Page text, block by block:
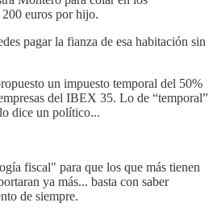
200 euros por hijo.
pagar la fianza de esa habitación sin
un impuesto temporal del 50%
del IBEX 35. Lo de “temporal”
dice un político...
fiscal" para que los que más tienen
ya más... basta con saber
de siempre.